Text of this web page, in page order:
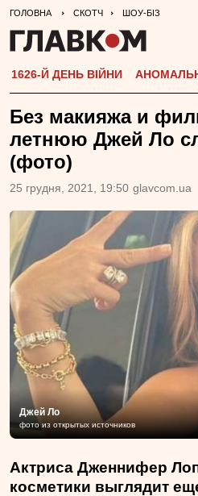
ГОЛОВНА СКОТЧ ШОУ-БІЗ
1626-Й ДЕНЬ ВІЙНИ
Без макияжа и
летнюю Джей Ло
(фото)
25 грудня, 2021, 19:50 glavcom.ua
Джей Ло
фото из открытых источников
Актриса Дженнифер
косметики выглядит